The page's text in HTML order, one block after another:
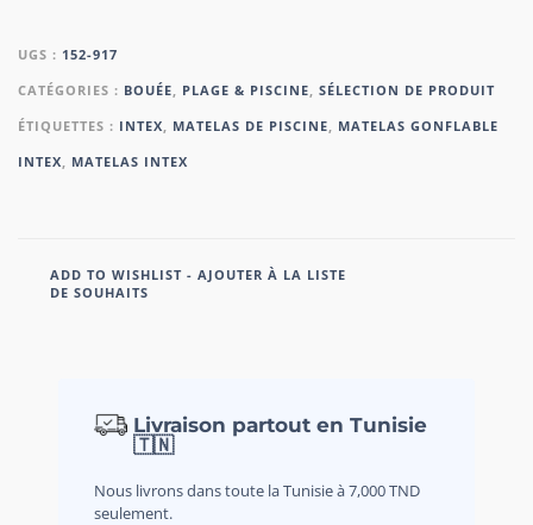
UGS : 152-917
CATÉGORIES : BOUÉE PLAGE & PISCINE SÉLECTION DE PRODUIT
ÉTIQUETTES : INTEX MATELAS DE PISCINE
MATELAS GONFLABLE
INTEX
MATELAS INTEX
ADD TO WISHLIST - AJOUTER À LA LISTE
DE SOUHAITS
Livraison partout en Tunisie
🇹🇳
Nous livrons dans toute la Tunisie à 7,000 TND
seulement.